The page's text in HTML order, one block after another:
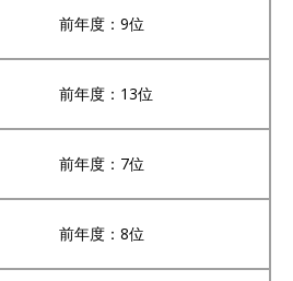
前年度：9位
前年度：13位
前年度：7位
前年度：8位